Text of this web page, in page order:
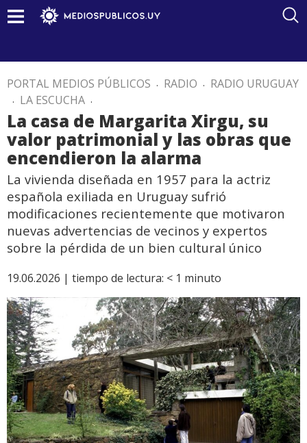
PORTAL MEDIOS PÚBLICOS . RADIO . RADIO URUGUAY
. LA ESCUCHA .
La casa de Margarita Xirgu, su
valor patrimonial y las obras que
encendieron la alarma
La vivienda diseñada en 1957 para la actriz
española exiliada en Uruguay sufrió
modificaciones recientemente que motivaron
nuevas advertencias de vecinos y expertos
sobre la pérdida de un bien cultural único
19.06.2026 | tiempo de lectura: < 1 minuto